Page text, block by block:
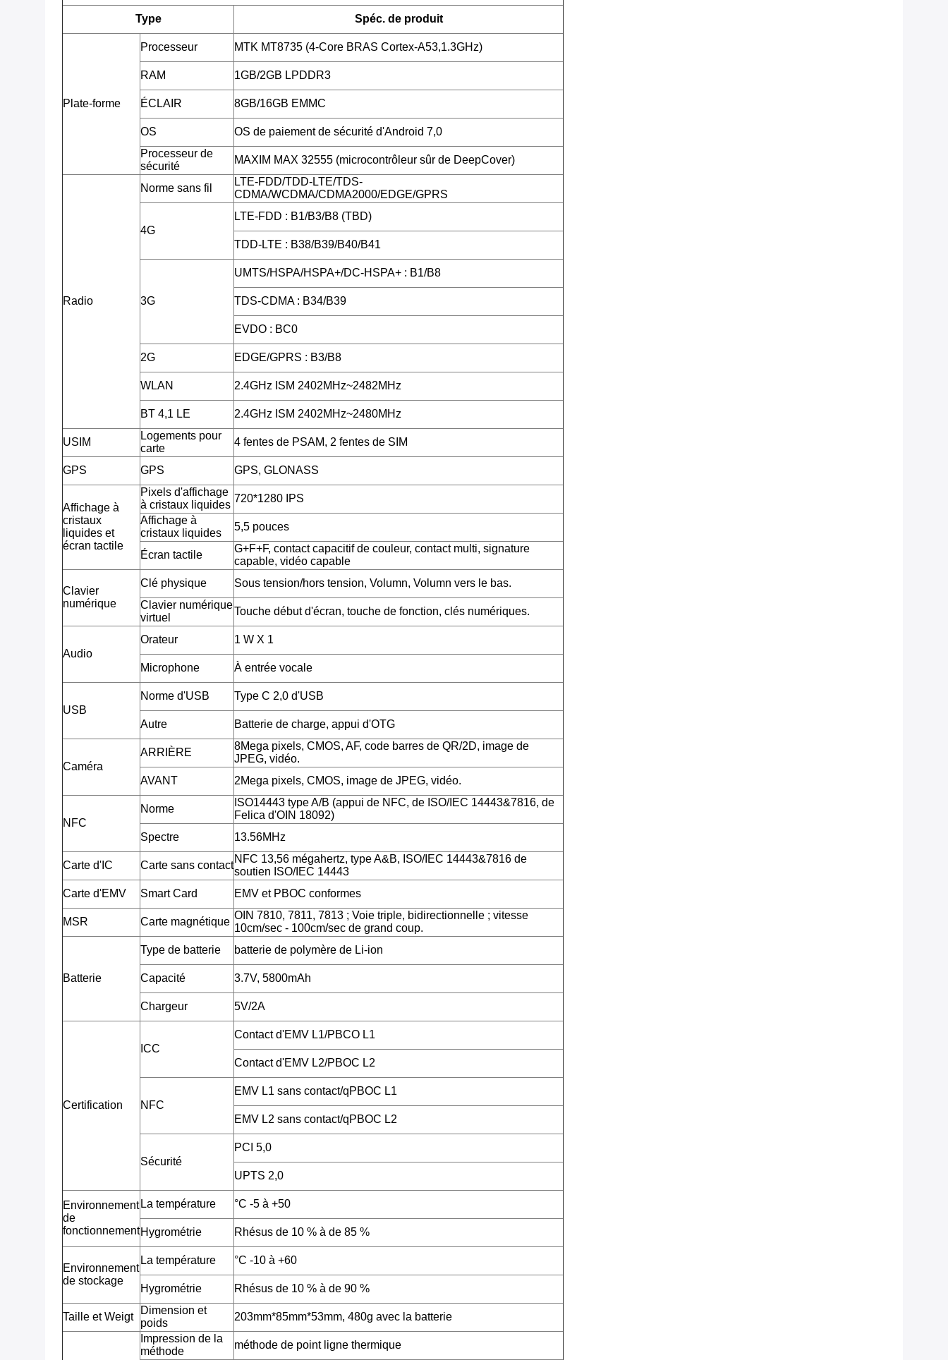
Type Spéc. de produit
Plate-forme
Processeur MTK MT8735 (4-Core BRAS Cortex-A53,1.3GHz)
RAM 1GB/2GB LPDDR3
ÉCLAIR 8GB/16GB EMMC
OS
OS de paiement de sécurité d'Android 7,0
Processeur de
sécurité
MAXIM MAX 32555 (microcontrôleur sûr de DeepCover)
Radio
Norme sans fil
LTE-FDD/TDD-LTE/TDS-
CDMA/WCDMA/CDMA2000/EDGE/GPRS
4G
LTE-FDD : B1/B3/B8 (TBD)
TDD-LTE : B38/B39/B40/B41
3G
UMTS/HSPA/HSPA+/DC-HSPA+ : B1/B8
TDS-CDMA : B34/B39
EVDO : BC0
2G EDGE/GPRS : B3/B8
WLAN 2.4GHz ISM 2402MHz~2482MHz
BT 4,1 LE 2.4GHz ISM 2402MHz~2480MHz
USIM
Logements pour
carte
4 fentes de PSAM, 2 fentes de SIM
GPS GPS GPS, GLONASS
Affichage à
cristaux
liquides et
écran tactile
Pixels d'affichage
à cristaux liquides
720*1280 IPS
Affichage à
cristaux liquides
5,5 pouces
Écran tactile
G+F+F, contact capacitif de couleur, contact multi, signature
capable, vidéo capable
Clavier
numérique
Clé physique
Sous tension/hors tension, Volumn, Volumn vers le bas.
Clavier numérique
virtuel
Touche début d'écran, touche de fonction, clés numériques.
Audio
Orateur 1 W X 1
Microphone À entrée vocale
USB
Norme d'USB Type C 2,0 d'USB
Autre Batterie de charge, appui d'OTG
Caméra
ARRIÈRE
8Mega pixels, CMOS, AF, code barres de QR/2D, image de
JPEG, vidéo.
AVANT
2Mega pixels, CMOS, image de JPEG, vidéo.
NFC
Norme
ISO14443 type A/B (appui de NFC, de ISO/IEC 14443&7816, de
Felica d'OIN 18092)
Spectre
13.56MHz
Carte d'IC Carte sans contact
NFC 13,56 mégahertz, type A&B, ISO/IEC 14443&7816 de
soutien ISO/IEC 14443
Carte d'EMV
Smart Card EMV et PBOC conformes
MSR Carte magnétique
OIN 7810, 7811, 7813 ; Voie triple, bidirectionnelle ; vitesse
10cm/sec - 100cm/sec de grand coup.
Batterie
Type de batterie batterie de polymère de Li-ion
Capacité 3.7V, 5800mAh
Chargeur 5V/2A
Certification
ICC
Contact d'EMV L1/PBCO L1
Contact d'EMV L2/PBOC L2
NFC
EMV L1 sans contact/qPBOC L1
EMV L2 sans contact/qPBOC L2
Sécurité
PCI 5,0
UPTS 2,0
Environnement
de
fonctionnement
La température °C -5 à +50
Hygrométrie Rhésus de 10 % à de 85 %
Environnement
de stockage
La température °C -10 à +60
Hygrométrie Rhésus de 10 % à de 90 %
Taille et Weigt
Dimension et
poids
203mm*85mm*53mm, 480g avec la batterie
Impression de la
méthode
méthode de point ligne thermique